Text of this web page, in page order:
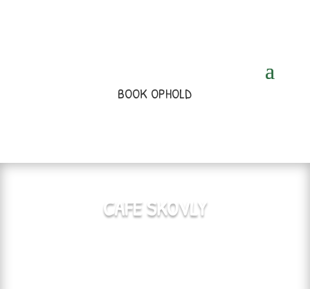
BOOK OPHOLD
CAFE SKOVLY